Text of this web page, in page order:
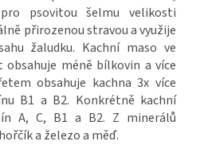
psovitou šelmu velikosti
přirozenou stravou a využije
žaludku. Kachní maso ve
méně bílkovin a více
obsahuje kachna 3x více
B1 a B2. Konkrétně kachní
A, C, B1 a B2. Z minerálů
a železo a měď.